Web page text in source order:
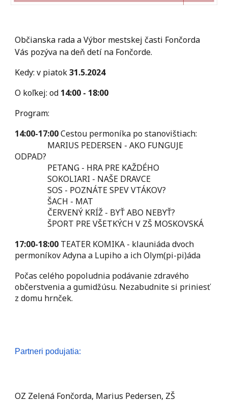
Občianska rada a Výbor mestskej časti Fončorda
Vás pozýva na deň detí na Fončorde.
Kedy: v piatok31.5.2024
O koľkej: od 14:00 - 18:00
Program:
14:00-17:00Cestou permoníka po stanovištiach:
MARIUS PEDERSEN - AKO FUNGUJE
ODPAD?
PETANG - HRA PRE KAŽDÉHO
SOKOLIARI - NAŠE DRAVCE
SOS - POZNÁTE SPEV VTÁKOV?
ŠACH - MAT
ČERVENÝ KRÍŽ - BYŤ ABO NEBYŤ?
ŠPORT PRE VŠETKÝCH V ZŠ MOSKOVSKÁ
17:00-18:00 TEATER KOMIKA - klauniáda dvoch
permoníkov Adyna a Lupiho a ich Olym(pi-pi)áda
Počas celého popoludnia podávanie zdravého
občerstvenia a gumidžúsu. Nezabudnite si priniesť
z domu hrnček.
Partneri podujatia:
OZ Zelená Fončorda, Marius Pedersen, ZŠ